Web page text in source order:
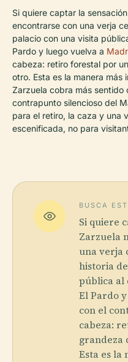
Si quiere captar la
encontrarse con una verja
palacio con una visita
Pardo y luego vuelva a
cabeza: retiro forestal por
otro. Esta es la manera más
Zarzuela cobra más sentido
contrapunto silencioso del
para el retiro, la caza y una
escenificada, no para
BUSCA
Si quiere
Zarzuela
una verja
historia
pública al
El Pardo
con el
cabeza:
grandeza
Esta es la